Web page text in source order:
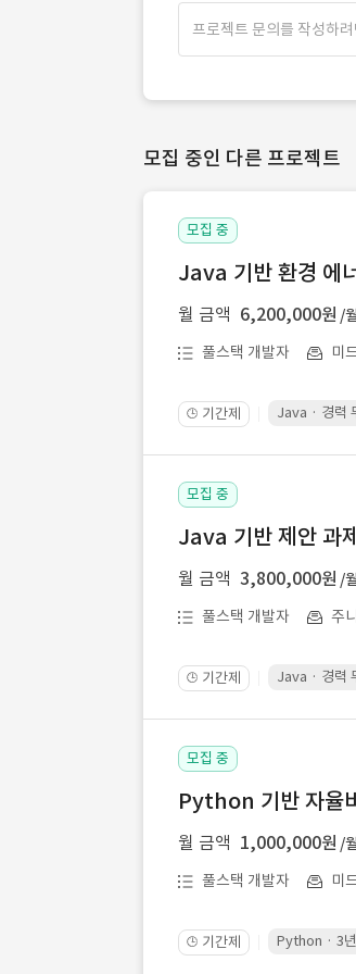
프로젝트 문의를 작성하려
모집 중인 다른 프로젝트
모집 중
Java 기반 환경 에
월 금액 6,200,000원 /
풀스택 개발자 미
🕒 기간제 Java · 경력
모집 중
Java 기반 제안 과
월 금액 3,800,000원 /
풀스택 개발자 주
🕒 기간제 Java · 경력
모집 중
Python 기반 자율
월 금액 1,000,000원 /
풀스택 개발자 미
🕒 기간제 Python · 3